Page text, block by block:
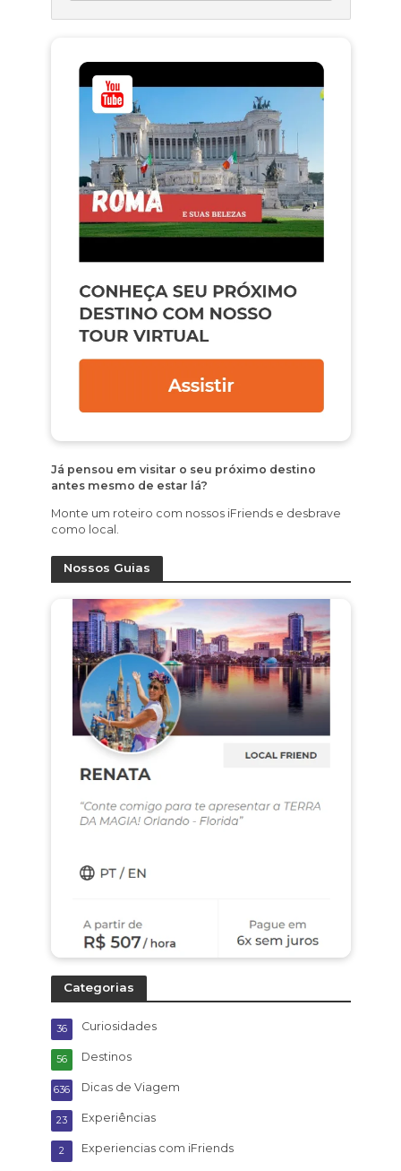
Já pensou em visitar o seu próximo destino
antes mesmo de estar lá?
Monte um roteiro com nossos iFriends e desbrave
como local.
Nossos Guias
Categorias
Curiosidades
36
Destinos
56
Dicas de Viagem
636
Experiências
23
Experiencias com iFriends
2